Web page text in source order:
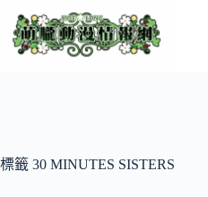
至
標籤 30 MINUTES SISTERS